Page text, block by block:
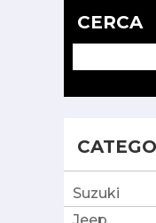
CERCA
Suzuki
Jeep